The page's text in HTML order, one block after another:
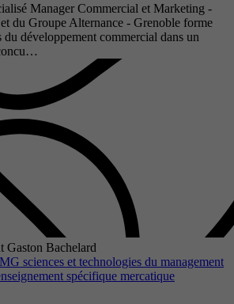
Manager Commercial et Marketing -
du Groupe Alternance - Grenoble forme
du développement commercial dans un
Gaston Bachelard
sciences et technologies du management
spécifique mercatique